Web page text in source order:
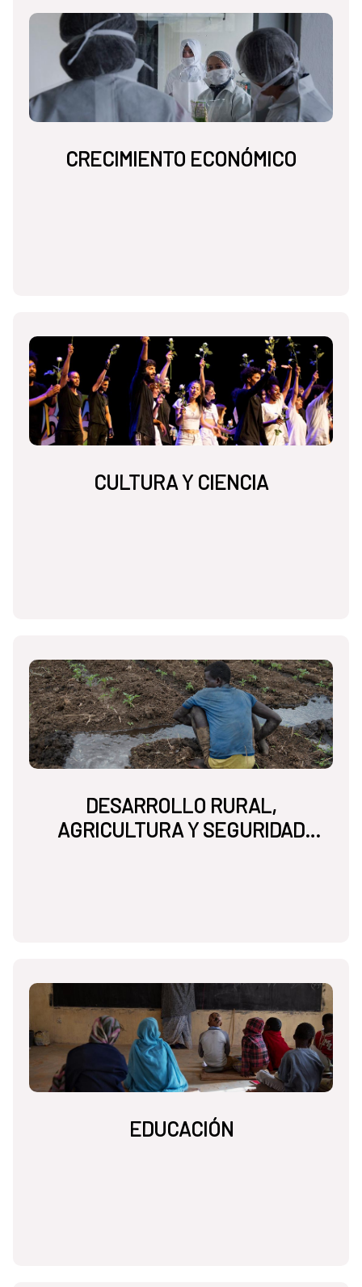
CRECIMIENTO ECONÓMICO
CULTURA Y CIENCIA
DESARROLLO RURAL,
AGRICULTURA Y SEGURIDAD
EDUCACIÓN